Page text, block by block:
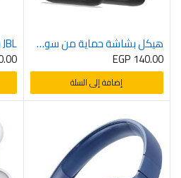
هيكل بشاشة حماية من سومان، هيكل شامل رفيع جدا مصنوع من الزجاج المقوى ومادة بولي كربونات بما يشمل الحدين، مجموعة من قطعتين لسلسلة ساعات ابل 7/اي ووتش 45 ملم، اسود – CASE SMARTWATCH 45mm blacK
EGP 140.00
إضافة إلى السلة